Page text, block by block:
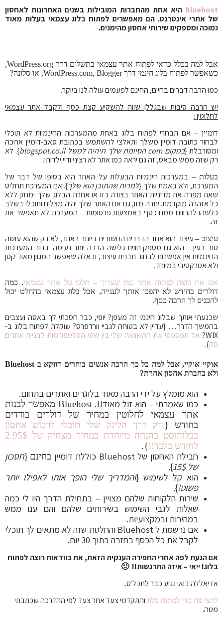
Bluehost היא אחת מהחברות המובילות בשנים האחרונות לאחסון
של אתרי אינטרנט. הם מאפשרים לפתוח בלוג עצמאי בעלות מאוד
נמוכה ומספקים שירותי אחסון מהימנים.
אבל למה בכלל כדאי לפתוח אתר עצמאי בתשלום דרך WordPress.org,
כשאפשר לפתוח בלוג חינמי דרך WordPress.com, Blogger, או סלונה?
כמו הרבה דברים בחיים, החינם לפעמים עולה לנו ביוקר.
יש הרבה סיבות שבגללן שווה להשקיע קצת כסף ולקבל אתר עצמאי
לחלוטין :
דומיין – אם תבחרי לפתוח בלוג באחת מהמערכות החינמיות לא תוכלי
לבחור כתובת דומיין משלך ותאלצי להשתמש בכתובת סאב-דומיין ארוכה
ומסורבלת {במקום com הסיומת שלך תיהיה למשל blogspot.co.il
}. לא
רק שזה ממש מבאס, זה גם יראה כמו אתר לא רציני ודיי ילדותי.
בעלות – במערכות חינמיות הבעלות על האתר היא בסופו של דבר של
המערכת, ולא באמת שלך {למרות שהתוכן הוא שלך}. אם המערכת תחליט
שאת מפרה את מדיניות האתר בצורה כזו או אחרת הבלוג שלך ימחק ללא
כל אזהרה מוקדמת. יתרה מזו, גם אם האתר שלך יהיה מצליח ותוכלי בשלב
כלשהו להרוויח ממנו כסף באמצעות פרסומות – המערכת לא תאפשר את
זה.
עיצוב –עיצוב הוא אחד הדברים החשובים ביותר באתר, לא רק שהוא עושה
טוב בעין – הוא גם מספק חווית גלישה הרבה יותר נעימה. ברוב המערכות
החינמיות אין אפשרות לבחור תבנית עיצוב, ובאלה שאפשר המגוון מאוד קטן
ולא אטרקטיבי במיוחד.
אם את רוצה לפתוח אתר כמו שצריך – תלכי על אתר עצמאי. כמה
דולרים בחודש לא יהפכו אותך לענייה, אבל בלוג עצמאי בהחלט יכול
להכניס לך הרבה כסף.
שכנעתי אותך שבלוג חינמי זה מעפן? יופי, כבר חסכתי לך באסה ועצבים
בהמשך הדרך… {עדיין לא בטוחה לגביי וורדפרס? שוקלת לפתוח בלוג ב-
WIX?
אל תפספסי את ההשוואה שלי בין שתי הפלטפורמות לבניית אתרים
פה}.
אוקיי אוקיי, אבל למה כל כך הרבה אנשים בוחרים דווקא ב Bluehost
ולא בחברת אחסון אחרת?
הוא מומלץ על ידי הרבה מאוד בלוגרים ואתרים בתחום.
כמו שאמרתי – הוא זול מאוד!!.
Bluehost מאפשר לבנות
אתר עצמאי לחלוטין במחיר של דולרים בודדים
בחודש {ורק דרך הלינק שלי תוכלי לרכוש אחסון
בבלוהוסט בהנחה מיוחדת במחיר מצחיק של 2.95$
לחודש בלבד!!}.
חבילת האחסון של Bluehost כוללת דומיין בחינם {חסכון
של 15$
}.
הוא קל לשימוש {והמדריך שלי הופך אותו לאפילו יותר
פשוט!}.
שירות הלקוחות שלהם מצויין – בתחילת הדרך היו לי כמה
שאלות לגבי השימוש בשירותים שלהם והם ענו ממש
במהירות ובמקצועיות.
אם נרשמת ל Bluehost והחלטת שזה לא מתאים לך תוכלי
לקבל את כל הכסף בחזרה בתוך 30 יום.
אם הגעת לפה אחרי החפירה הענקית הזאת, את בוודאות רוצה לפתוח
בלוג! ייאי – איזה התרגשות!! 🙂
אז יאללה בואי נגיע כבר לתכל׳ס..
לחצי פה כדי לפתוח בלוג והתקדמי צעד אחר צעד לפי ההדרכה שכתבתי
מטה.